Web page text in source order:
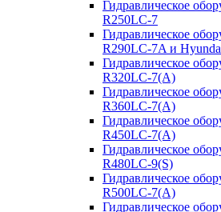
Гидравлическое
R250LC-7
Гидравлическое
R290LC-7A и
Гидравлическое
R320LC-7(A)
Гидравлическое
R360LC-7(A)
Гидравлическое
R450LC-7(A)
Гидравлическое
R480LC-9(S)
Гидравлическое
R500LC-7(A)
Гидравлическое